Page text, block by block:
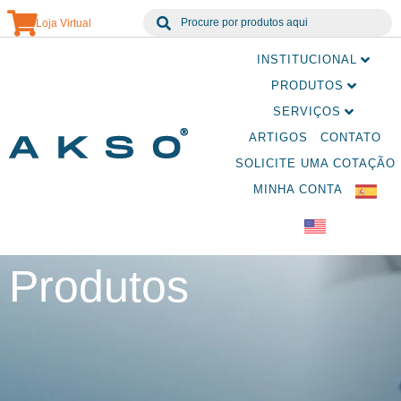
Loja Virtual
INSTITUCIONAL
PRODUTOS
SERVIÇOS
ARTIGOS
CONTATO
SOLICITE UMA COTAÇÃO
MINHA CONTA
Produtos